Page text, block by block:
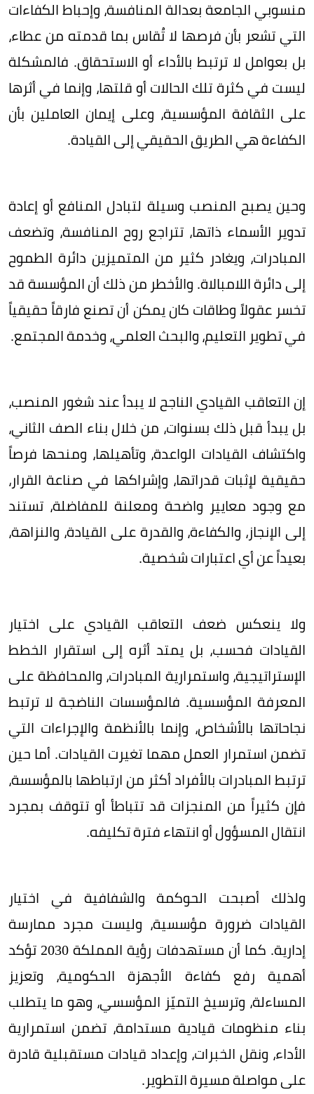
منسوبي الجامعة بعدالة المنافسة، وإحباط الكفاءات
التي تشعر بأن فرصها لا تُقاس بما قدمته من عطاء،
بل بعوامل لا ترتبط بالأداء أو الاستحقاق. فالمشكلة
ليست في كثرة تلك الحالات أو قلتها، وإنما في أثرها
على الثقافة المؤسسية، وعلى إيمان العاملين بأن
الكفاءة هي الطريق الحقيقي إلى القيادة.
وحين يصبح المنصب وسيلة لتبادل المنافع أو إعادة
تدوير الأسماء ذاتها، تتراجع روح المنافسة، وتضعف
المبادرات، ويغادر كثير من المتميزين دائرة الطموح
إلى دائرة اللامبالاة. والأخطر من ذلك أن المؤسسة قد
تخسر عقولاً وطاقات كان يمكن أن تصنع فارقاً حقيقياً
في تطوير التعليم، والبحث العلمي، وخدمة المجتمع.
إن التعاقب القيادي الناجح لا يبدأ عند شغور المنصب،
بل يبدأ قبل ذلك بسنوات، من خلال بناء الصف الثاني،
واكتشاف القيادات الواعدة، وتأهيلها، ومنحها فرصاً
حقيقية لإثبات قدراتها، وإشراكها في صناعة القرار،
مع وجود معايير واضحة ومعلنة للمفاضلة، تستند
إلى الإنجاز، والكفاءة، والقدرة على القيادة، والنزاهة،
بعيداً عن أي اعتبارات شخصية.
ولا ينعكس ضعف التعاقب القيادي على اختيار
القيادات فحسب، بل يمتد أثره إلى استقرار الخطط
الإستراتيجية، واستمرارية المبادرات، والمحافظة على
المعرفة المؤسسية. فالمؤسسات الناضجة لا ترتبط
نجاحاتها بالأشخاص، وإنما بالأنظمة والإجراءات التي
تضمن استمرار العمل مهما تغيرت القيادات. أما حين
ترتبط المبادرات بالأفراد أكثر من ارتباطها بالمؤسسة،
فإن كثيراً من المنجزات قد تتباطأ أو تتوقف بمجرد
انتقال المسؤول أو انتهاء فترة تكليفه.
ولذلك أصبحت الحوكمة والشفافية في اختيار
القيادات ضرورة مؤسسية، وليست مجرد ممارسة
إدارية. كما أن مستهدفات رؤية المملكة 2030 تؤكد
أهمية رفع كفاءة الأجهزة الحكومية، وتعزيز
المساءلة، وترسيخ التميّز المؤسسي، وهو ما يتطلب
بناء منظومات قيادية مستدامة، تضمن استمرارية
الأداء، ونقل الخبرات، وإعداد قيادات مستقبلية قادرة
على مواصلة مسيرة التطوير.